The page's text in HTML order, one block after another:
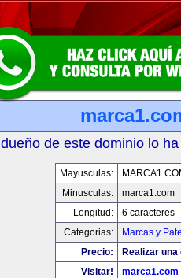
de este dominio lo
Mayusculas:
Minusculas:
marca1.com
Longitud:
6 caracteres
Categorias:
Marcas y
Precio:
Realizar
Visitar!
marca1.com